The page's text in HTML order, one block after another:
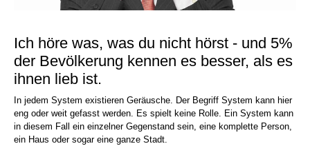
Ich höre was, was du nicht hörst - und 5%
der Bevölkerung kennen es besser, als es
ihnen lieb ist.
In jedem System existieren Geräusche. Der Begriff System kann hier
eng oder weit gefasst werden. Es spielt keine Rolle. Ein System kann
in diesem Fall ein einzelner Gegenstand sein, eine komplette Person,
ein Haus oder sogar eine ganze Stadt.